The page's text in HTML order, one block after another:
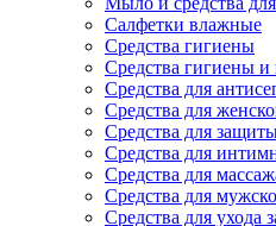
Салфетки влажные
Средства гигиены
Средства гигиены и
Средства для
Средства для
Средства для
Средства для
Средства для
Средства для
Средства для ухода